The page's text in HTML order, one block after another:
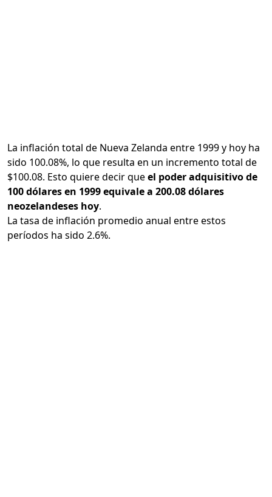
La inflación total de Nueva Zelanda entre 1999 y hoy ha
sido 100.08%, lo que resulta en un incremento total de
$100.08. Esto quiere decir queel poder adquisitivo de
100 dólares en 1999 equivale a 200.08 dólares
neozelandeses hoy.
La tasa de inflación promedio anual entre estos
períodos ha sido 2.6%.